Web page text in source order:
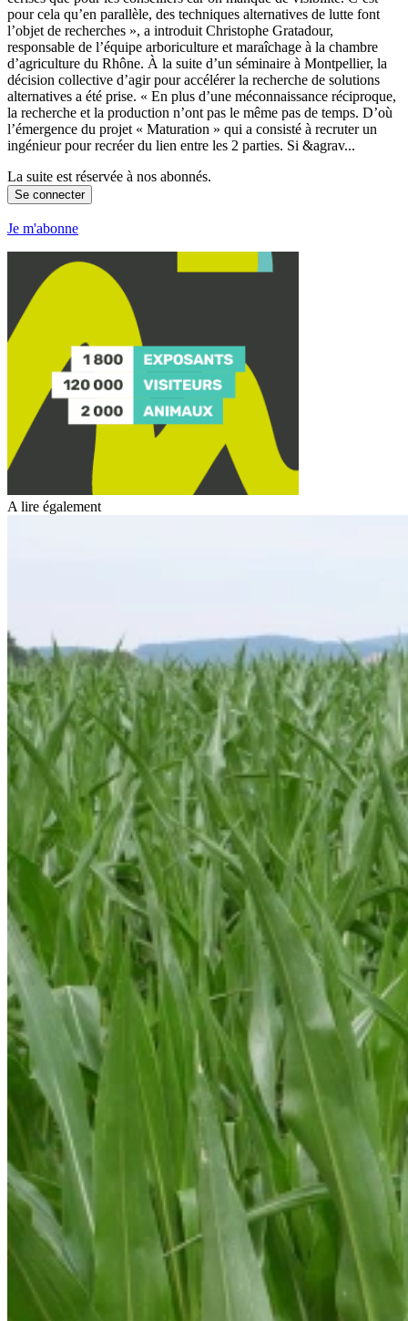
pour cela qu’en parallèle, des techniques alternatives de lutte font
l’objet de recherches », a introduit Christophe Gratadour,
responsable de l’équipe arboriculture et maraîchage à la chambre
d’agriculture du Rhône. À la suite d’un séminaire à Montpellier, la
décision collective d’agir pour accélérer la recherche de solutions
alternatives a été prise. « En plus d’une méconnaissance réciproque,
la recherche et la production n’ont pas le même pas de temps. D’où
l’émergence du projet « Maturation » qui a consisté à recruter un
ingénieur pour recréer du lien entre les 2 parties. Si &agrav...
La suite est réservée à nos abonnés.
Se connecter
Je m'abonne
A lire également